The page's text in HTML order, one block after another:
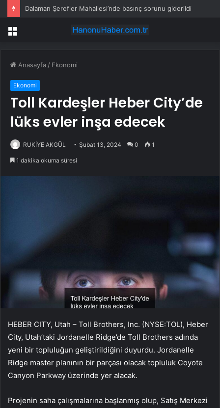
Dalaman Şerefler Mahallesi’nde basınç sorunu giderildi
Menü
Anasayfa / Ekonomi
Ekonomi
Toll Kardeşler Heber City’de
lüks evler inşa edecek
RUKİYE AKGÜL Şubat 13, 2024 0 1
1 dakika okuma süresi
HEBER CITY, Utah – Toll Brothers, Inc. (NYSE:TOL), Heber
City, Utah’taki Jordanelle Ridge’de Toll Brothers adında
yeni bir topluluğun geliştirildiğini duyurdu. Jordanelle
Ridge master planının bir parçası olacak topluluk Coyote
Canyon Parkway üzerinde yer alacak.
Projenin saha çalışmalarına başlanmış olup, Satış Merkezi